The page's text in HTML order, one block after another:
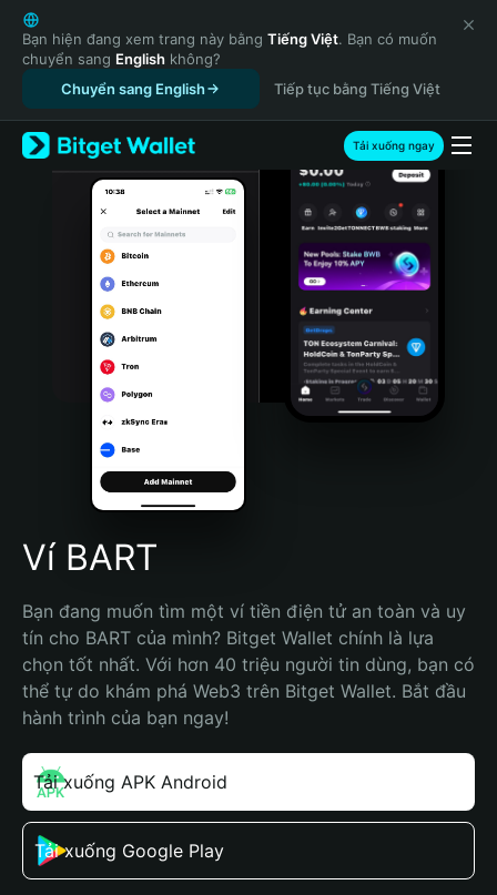
English
日本語
Tiếng Việt
Русский
Español (Latinoamérica)
Türkçe
Italiano
Português (Portugal)
Bahasa Indonesia
Português (Brasil)
Español (Argentina)
Bạn hiện đang xem trang này bằng Tiếng Việt. Bạn có muốn
chuyển sang English không?
Chuyển sang English
Tiếp tục bằng Tiếng Việt
Tải xuống ngay
Ví BART
Bạn đang muốn tìm một ví tiền điện tử an toàn và uy
tín cho BART của mình? Bitget Wallet chính là lựa
chọn tốt nhất. Với hơn 40 triệu người tin dùng, bạn có
thể tự do khám phá Web3 trên Bitget Wallet. Bắt đầu
hành trình của bạn ngay!
Tải xuống APK Android
Tải xuống Google Play